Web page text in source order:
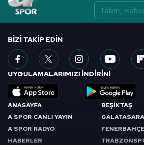
ANASAYFA
A SPOR CANLI YAYIN
A SPOR RADYO
HABERLER
BEŞİKTAŞ
FENERBAHÇE
BIZI TAKIP EDIN
UYGULAMALARIMIZI İNDİRİN!